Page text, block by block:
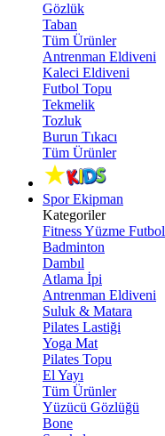
Gözlük
Taban
Tüm Ürünler
Antrenman Eldiveni
Kaleci Eldiveni
Futbol Topu
Tekmelik
Tozluk
Burun Tıkacı
Tüm Ürünler
Spor Ekipman
Kategoriler
FitnessYüzme Futbol
Badminton
Dambıl
Atlama İpi
Antrenman Eldiveni
Suluk & Matara
Pilates Lastiği
Yoga Mat
Pilates Topu
El Yayı
Tüm Ürünler
Yüzücü Gözlüğü
Bone